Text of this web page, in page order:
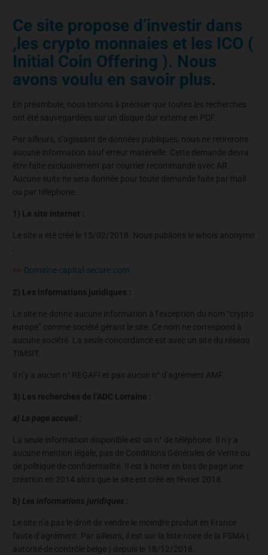
Ce site propose d’investir dans
,les crypto monnaies et les ICO (
Initial Coin Offering ). Nous
avons voulu en savoir plus.
En préambule, nous tenons à préciser que toutes les recherches
ont été sauvegardées sur un disque dur externe en PDF.
Par ailleurs, s’agissant de données publiques, nous ne retirerons
aucune information sauf erreur matérielle. Cette demande devra
être faite exclusivement par courrier recommandé avec AR.
Aucune suite ne sera donnée pour toute demande faite par mail
ou par téléphone.
1) Le site internet :
Le site a été créé le 15/02/2018. Nous publions le whois anonyme
:
Domaine capital-secure.com
2) Les informations juridiques :
Le site ne donne aucune information à l’exception du nom “crypto
europe” comme société gérant le site. Ce nom ne correspond à
aucune société. La seule concordance est avec un site du réseau
TIMSIT.
Il n’y a aucun n° REGAFI et pas aucun n° d’agrément AMF.
3) Les recherches de l’ADC Lorraine :
a) La page accueil :
La seule information disponible est un n° de téléphone. Il n’y a
aucune mention légale, pas de Conditions Générales de Vente ou
de politique de confidentialité. Il est à noter en bas de page une
création en 2014 alors que le site est créé en février 2018.
b) Les informations juridiques :
Le site n’a pas le droit de vendre le moindre produit en France
faute d’agrément. Par ailleurs, il est sur la liste noire de la FSMA (
autorité de contrôle belge ) depuis le 18/12/2018.